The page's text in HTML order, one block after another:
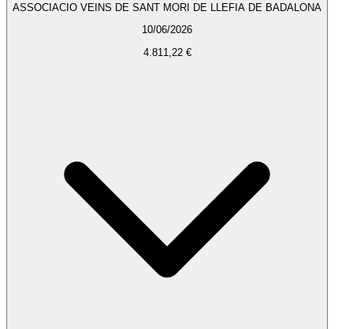
ASSOCIACIO VEINS DE SANT MORI DE LLEFIA DE BADALONA
10/06/2026
4.811,22 €